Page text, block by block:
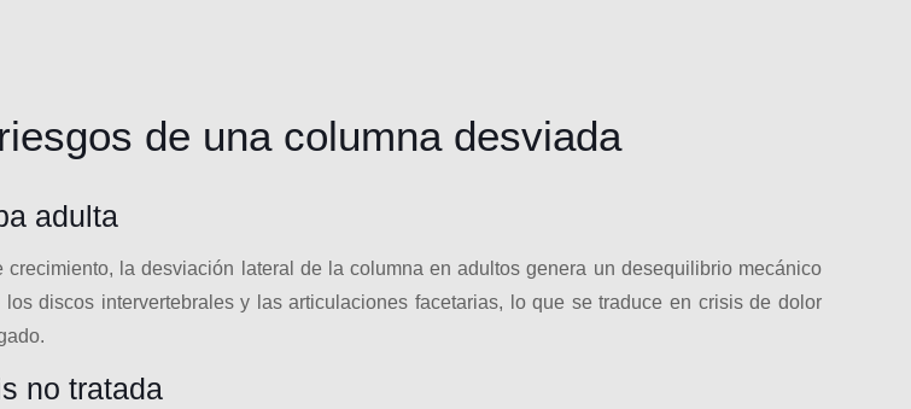
de una columna desviada
adulta
la desviación lateral de la columna en adultos genera un desequilibrio mecánico
discos intervertebrales y las articulaciones facetarias, lo que se traduce en crisis de dolor
no tratada